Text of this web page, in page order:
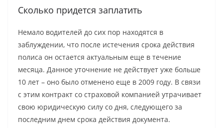
Сколько придется заплатить
Немало водителей до сих пор находятся в
заблуждении, что после истечения срока действия
полиса он остается актуальным еще в течение
месяца. Данное уточнение не действует уже больше
10 лет – оно было отменено еще в 2009 году. В связи
с этим контракт со страховой компанией утрачивает
свою юридическую силу со дня, следующего за
последним днем срока действия документа.